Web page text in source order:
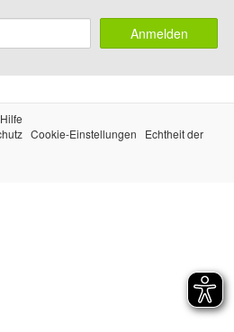
Anmelden
Hilfe
Cookie-Einstellungen
Echtheit der